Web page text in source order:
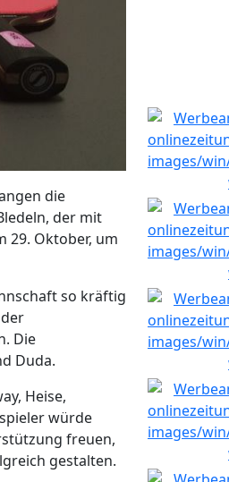
die
der mit
29. Oktober, um
so kräftig
Die
Duda.
Heise,
würde
freuen,
gestalten.